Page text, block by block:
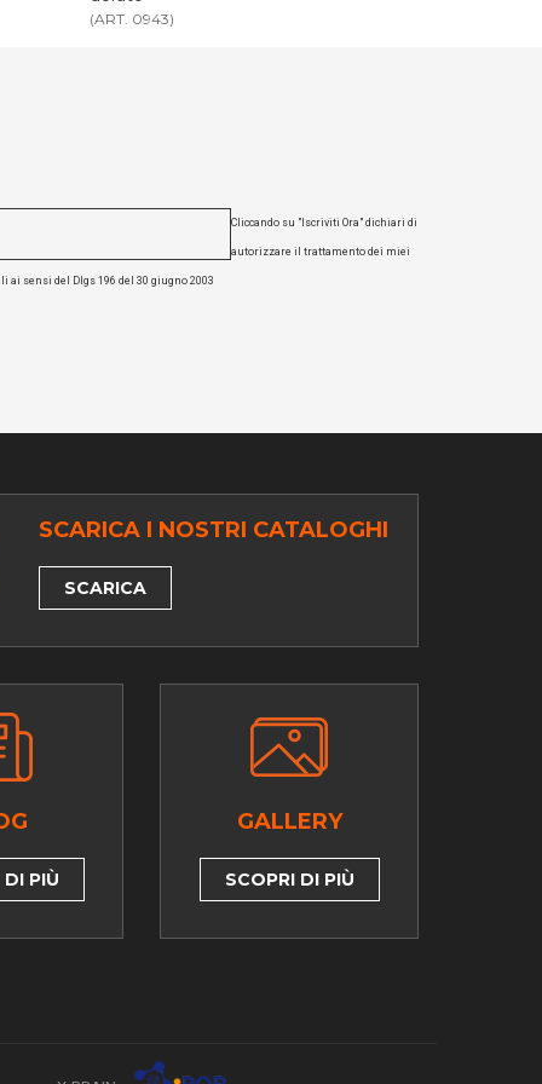
(ART. 3407)
Cliccando su "Iscriviti Ora" dichiari di
autorizzare il trattamento dei miei
ai sensi del Dlgs 196 del 30 giugno 2003
SCARICA I NOSTRI CATALOGHI
SCARICA
DI PIÙ
GALLERY
SCOPRI DI PIÙ